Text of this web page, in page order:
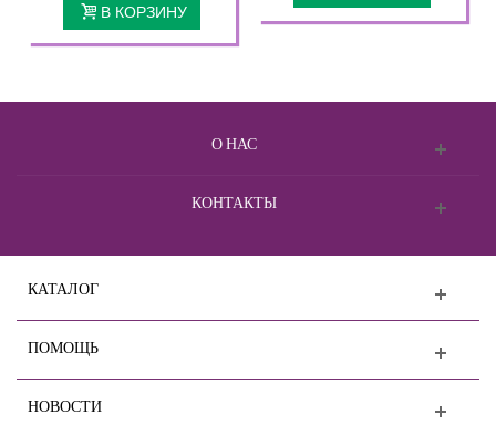
В КОРЗИНУ
О НАС
КОНТАКТЫ
КАТАЛОГ
ПОМОЩЬ
НОВОСТИ